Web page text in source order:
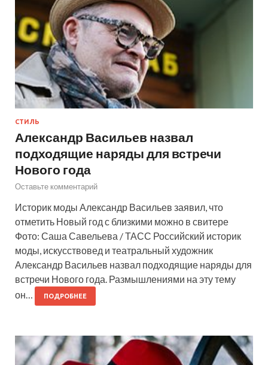
СТИЛЬ
Александр Васильев назвал
подходящие наряды для встречи
Нового года
Оставьте комментарий
Историк моды Александр Васильев заявил, что
отметить Новый год с близкими можно в свитере
Фото: Саша Савельева / ТАСС Российский историк
моды, искусствовед и театральный художник
Александр Васильев назвал подходящие наряды для
встречи Нового года. Размышлениями на эту тему
он…
ПОДРОБНЕЕ